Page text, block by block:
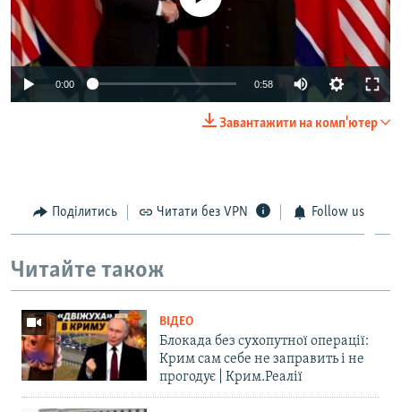
0:00 0:58
Завантажити на комп'ютер
Поділитись Читати без VPN Follow us
Читайте також
ВІДЕО
Блокада без сухопутної операції:
Крим сам себе не заправить і не
прогодує | Крим.Реалії